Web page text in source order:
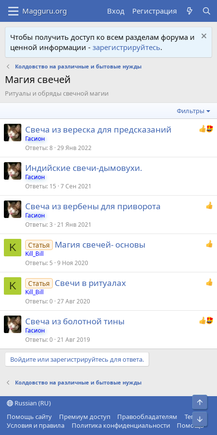
Вход Регистрация
Чтобы получить доступ ко всем разделам форума и
ценной информации - зарегистрируйтесь.
Колдовство на различные и бытовые нужды
Магия свечей
Ритуалы и обряды свечной магии
Фильтры
Свеча из вереска для предсказаний
Гасион
Ответы 8 29 Янв 2022
Индийские свечи-дымовухи.
Гасион
Ответы 15 7 Сен 2021
Свеча из вербены для приворота
Гасион
Ответы 3 21 Янв 2021
K Статья Магия свечей- основы
Kill_Bill
Ответы 5 9 Ноя 2020
K Статья Свечи в ритуалах
Kill_Bill
Ответы 0 27 Авг 2020
Свеча из болотной тины
Гасион
Ответы 0 21 Авг 2019
Войдите или зарегистрируйтесь для ответа.
Колдовство на различные и бытовые нужды
Russian (RU)
Помощь сайту
Премиум доступ Правообладателям
Теги
Условия и правила
Политика конфиденциальности Помощь